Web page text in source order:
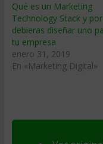
Qué es un Marketing
Technology Stack y
debieras diseñar uno
tu empresa
enero 31, 2019
En «Marketing Digital»